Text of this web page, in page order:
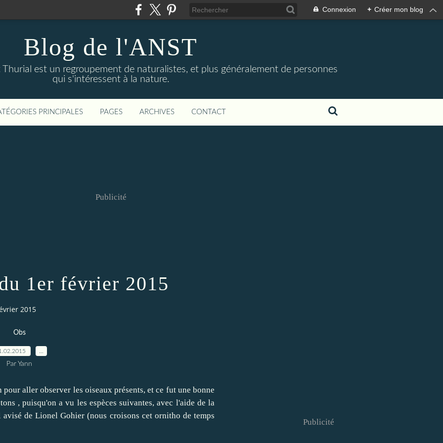
Connexion + Créer mon blog
Blog de l'ANST
est un regroupement de naturalistes, et plus généralement de personnes
qui s'intéressent à la nature.
PRINCIPALES PAGES ARCHIVES CONTACT
Publicité
1er février 2015
2015
Obs
Par Yann
aller observer les oiseaux présents, et ce fut une bonne
, puisqu'on a vu les espèces suivantes, avec l'aide de la
de Lionel Gohier (nous croisons cet ornitho de temps
Publicité